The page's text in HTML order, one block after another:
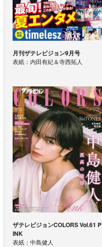
月刊ザテレビジョン9月号
表紙：内田有紀＆寺西拓人
ザテレビジョンCOLORS Vol.61 P
INK
表紙：中島健人